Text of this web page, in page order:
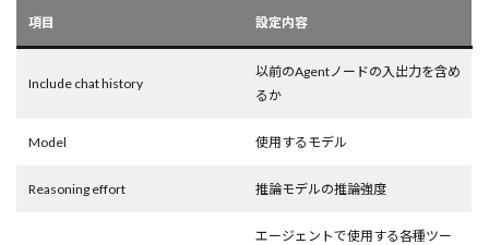
項目 設定内容
Include chat history
以前のAgentノードの入出力を含め
るか
Model 使用するモデル
Reasoning effort 推論モデルの推論強度
エージェントで使用する各種ツー